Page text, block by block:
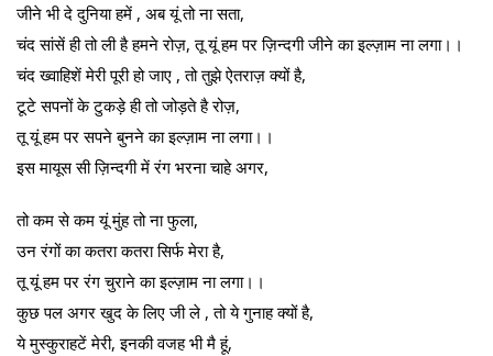
जीने भी दे दुनिया हमें , अब यूं तो ना सता,
चंद सांसें ही तो ली है हमने रोज़, तू यूं हम पर ज़िन्दगी जीने का इल्ज़ाम ना लगा।।
चंद ख्वाहिशें मेरी पूरी हो जाए , तो तुझे ऐतराज़ क्यों है,
टूटे सपनों के टुकड़े ही तो जोड़ते है रोज़,
तू यूं हम पर सपने बुनने का इल्ज़ाम ना लगा।।
इस मायूस सी ज़िन्दगी में रंग भरना चाहे अगर,
तो कम से कम यूं मुंह तो ना फुला,
उन रंगों का कतरा कतरा सिर्फ मेरा है,
तू यूं हम पर रंग चुराने का इल्ज़ाम ना लगा।।
कुछ पल अगर खुद के लिए जी ले , तो ये गुनाह क्यों है,
ये मुस्कुराहटें मेरी, इनकी वजह भी मै हूं,